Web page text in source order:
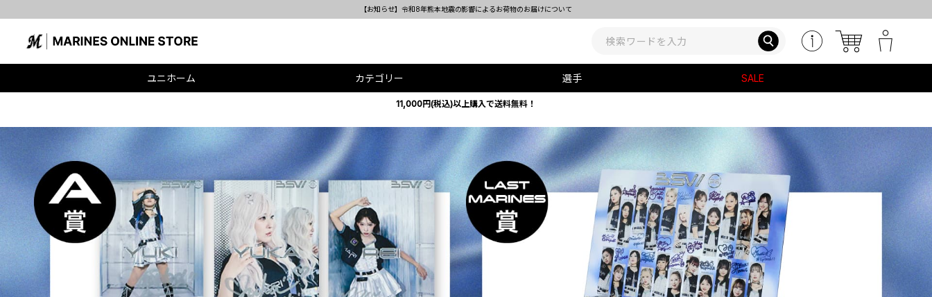
レプリカユニホーム(HOME・VISITOR・ALT)先着購入特典
ユニホーム カテゴリー 選手 SALE
11,000円(税込)以上購入で送料無料！